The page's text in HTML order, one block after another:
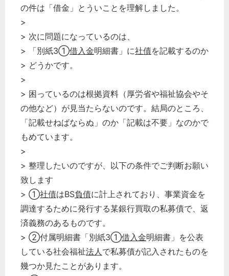
の件は「借金」とういことを理解しました。
>
> 次に問題になっているのは、
> 「別紙3①借入金明細書」に社債を記載するのか
> どうかです。
>
> 困っているのは根拠資料（厚労省や福祉協会やそ
の他など）が見当たらないのです。結局のところ、
「記載せねばならぬ」のか「記載は不要」なのかで
もめています。
>
> 整理したいのですが、以下の条件でご判断お願い
致します
> ①社債はBS負債に計上されており、事業資金を
調達するために発行する某銀行買取の私募債で、返
済義務のあるものです。
> ②付属明細書「別紙3①借入金明細書」を公表
している社会福祉法人で私募債が記入されたものを
幾つか見たことがあります。